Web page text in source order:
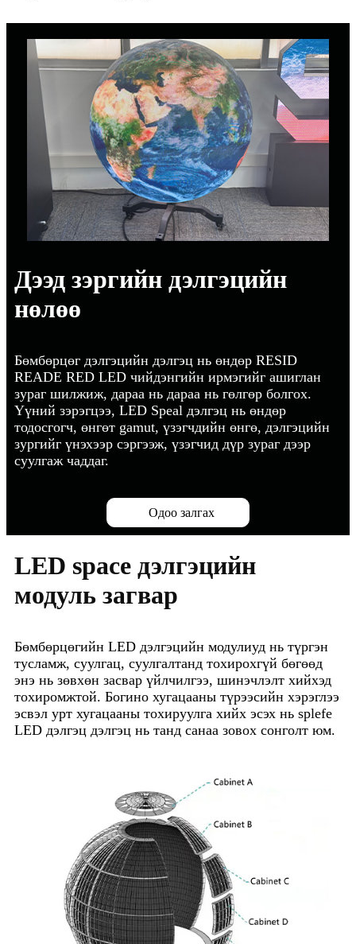
Дээд зэргийн дэлгэцийн
нөлөө
Бөмбөрцөг дэлгэцийн дэлгэц нь өндөр RESID
READE RED LED чийдэнгийн ирмэгийг ашиглан
зураг шилжиж, дараа нь дараа нь гөлгөр болгох.
Үүний зэрэгцээ, LED Speal дэлгэц нь өндөр
тодосгогч, өнгөт gamut, үзэгчдийн өнгө, дэлгэцийн
зургийг үнэхээр сэргээж, үзэгчид дүр зураг дээр
суулгаж чаддаг.
Одоо залгах
LED space дэлгэцийн
модуль загвар
Бөмбөрцөгийн LED дэлгэцийн модулиуд нь түргэн
тусламж, суулгац, суулгалтанд тохирохгүй бөгөөд
энэ нь зөвхөн засвар үйлчилгээ, шинэчлэлт хийхэд
тохиромжтой. Богино хугацааны түрээсийн хэрэглээ
эсвэл урт хугацааны тохируулга хийх эсэх нь splefe
LED дэлгэц дэлгэц нь танд санаа зовох сонголт юм.